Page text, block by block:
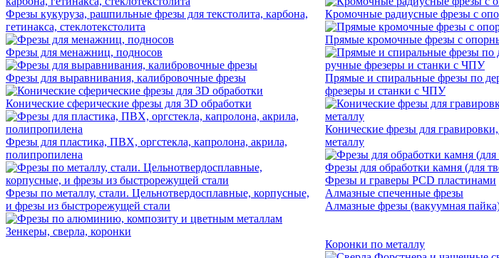
Фрезы кукуруза, рашпильные фрезы для текстолита, карбона,
гетинакса, стеклотекстолита
Фрезы для менажниц, подносов
Фрезы для выравнивания, калибровочные фрезы
Конические сферические фрезы для 3D обработки
Фрезы для пластика, ПВХ, оргстекла, капролона, акрила,
полипропилена
Фрезы по металлу, стали. Цельнотвердосплавные, корпусные,
и фрезы из быстрорежущей стали
Кромочные радиусные фрезы с
Прямые кромочные фрезы с
Прямые и спиральные фрезы по
фрезеры и станки с ЧПУ
Конические фрезы для
металлу
Фрезы для обработки камня (для
Фрезы и граверы PCD пластинами
Алмазные спеченные фрезы
Алмазные фрезы (вакуумная
Зенкеры, сверла, коронки
Коронки по металлу